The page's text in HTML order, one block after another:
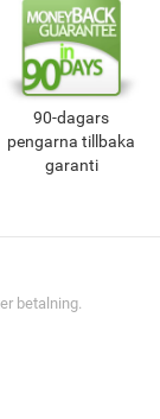
90-dagars
pengarna tillbaka
garanti
betalning.